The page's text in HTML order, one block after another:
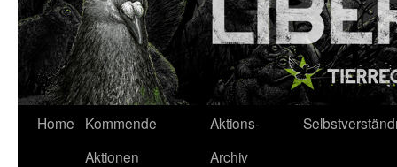
Home
Kommende
Aktionen
Aktions-
Archiv